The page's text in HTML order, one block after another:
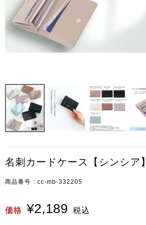
名刺カードケース【シンシア】
商品番号 cc-mb-332205
価格 ¥2,189 税込